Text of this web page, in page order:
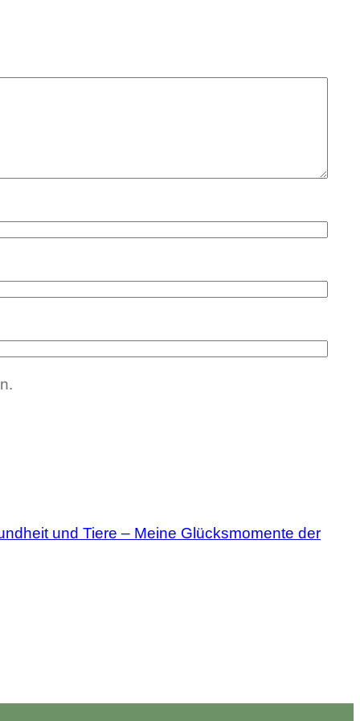
und Tiere – Meine Glücksmomente der